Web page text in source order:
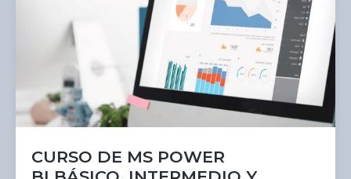
CURSO DE MS POWER